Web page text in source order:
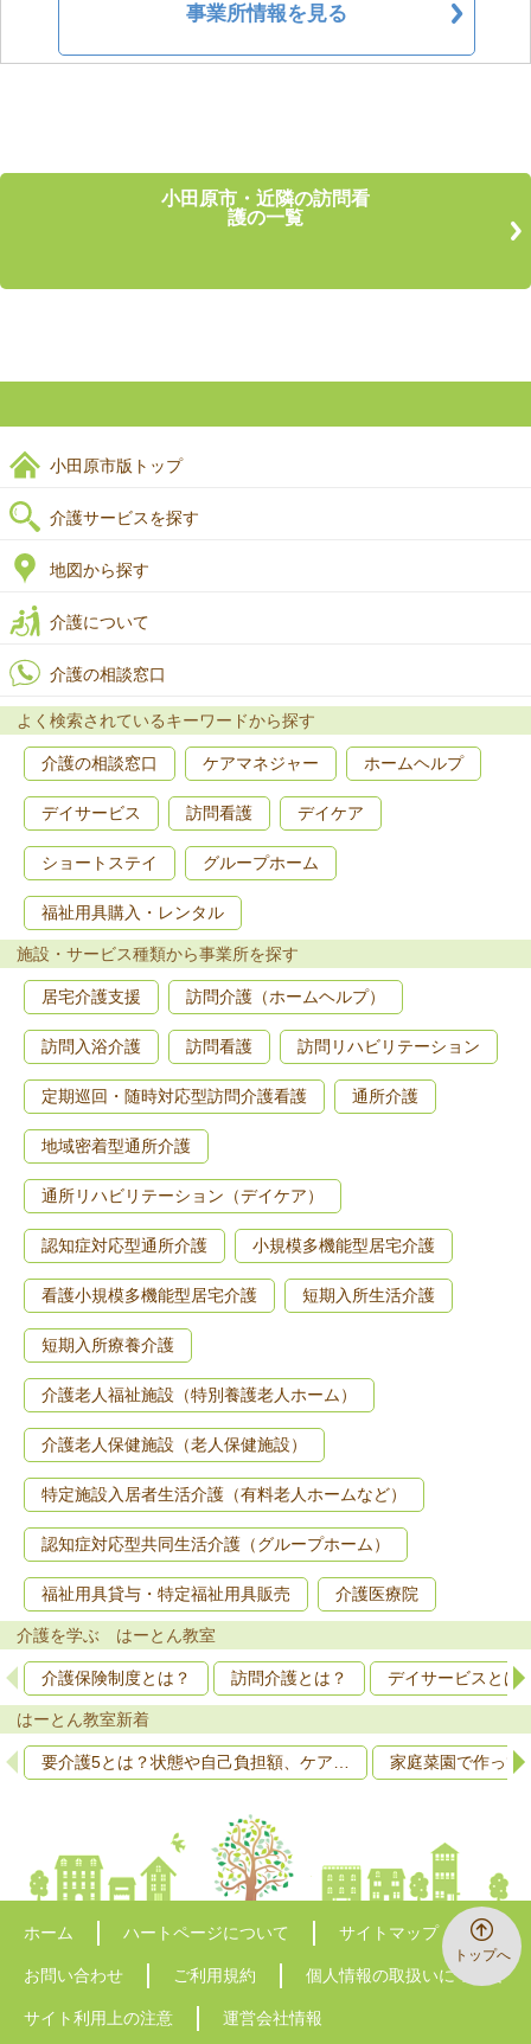
事業所情報を見る
小田原市・近隣の訪問看
護の一覧
トップへ
小田原市版トップ
介護サービスを探す
地図から探す
介護について
介護の相談窓口
よく検索されているキーワードから探す
介護の相談窓口 ケアマネジャー ホームヘルプ
デイサービス 訪問看護 デイケア
ショートステイ グループホーム
福祉用具購入・レンタル
施設・サービス種類から事業所を探す
居宅介護支援 訪問介護（ホームヘルプ）
訪問入浴介護 訪問看護 訪問リハビリテーション
定期巡回・随時対応型訪問介護看護 通所介護
地域密着型通所介護
通所リハビリテーション（デイケア）
認知症対応型通所介護 小規模多機能型居宅介護
看護小規模多機能型居宅介護 短期入所生活介護
短期入所療養介護
介護老人福祉施設（特別養護老人ホーム）
介護老人保健施設（老人保健施設）
特定施設入居者生活介護（有料老人ホームなど）
認知症対応型共同生活介護（グループホーム）
福祉用具貸与・特定福祉用具販売 介護医療院
介護を学ぶ はーとん教室
介護保険制度とは？ 訪問介護とは？ デイサービスとは
はーとん教室新着
要介護5とは？状態や自己負担額、ケア… 家庭菜園で作っ
ホーム ハートページについて サイトマップ
お問い合わせ ご利用規約 個人情報の取扱いについて
サイト利用上の注意 運営会社情報